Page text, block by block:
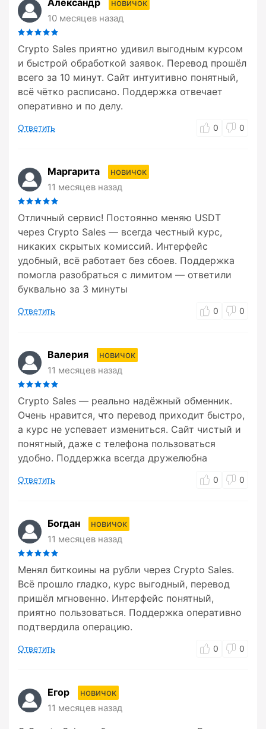
Александр
новичок
10 месяцев назад
Crypto Sales приятно удивил выгодным курсом
и быстрой обработкой заявок. Перевод прошёл
всего за 10 минут. Сайт интуитивно понятный,
всё чётко расписано. Поддержка отвечает
оперативно и по делу.
Ответить 0 0
Маргарита
новичок
11 месяцев назад
Отличный сервис! Постоянно меняю USDT
через Crypto Sales — всегда честный курс,
никаких скрытых комиссий. Интерфейс
удобный, всё работает без сбоев. Поддержка
помогла разобраться с лимитом — ответили
буквально за 3 минуты
Ответить 0 0
Валерия
новичок
11 месяцев назад
Crypto Sales — реально надёжный обменник.
Очень нравится, что перевод приходит быстро,
а курс не успевает измениться. Сайт чистый и
понятный, даже с телефона пользоваться
удобно. Поддержка всегда дружелюбна
Ответить 0 0
Богдан
новичок
11 месяцев назад
Менял биткоины на рубли через Crypto Sales.
Всё прошло гладко, курс выгодный, перевод
пришёл мгновенно. Интерфейс понятный,
приятно пользоваться. Поддержка оперативно
подтвердила операцию.
Ответить 0 0
Егор
новичок
11 месяцев назад